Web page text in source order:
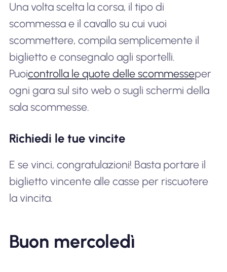
Una volta scelta la corsa, il tipo di
scommessa e il cavallo su cui vuoi
scommettere, compila semplicemente il
biglietto e consegnalo agli sportelli.
Puoicontrolla le quote delle scommesseper
ogni gara sul sito web o sugli schermi della
sala scommesse.
Richiedi le tue vincite
E se vinci, congratulazioni! Basta portare il
biglietto vincente alle casse per riscuotere
la vincita.
Buon mercoledì